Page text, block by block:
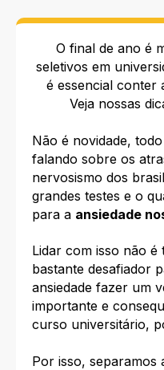
O final de ano é
seletivos em
é essencial conter
Veja nossas
Não é novidade,
falando sobre os
nervosismo dos
grandes testes e o
para a ansiedade
Lidar com isso não
bastante desafiador
ansiedade fazer um
importante e
curso universitário,
Por isso, separamos